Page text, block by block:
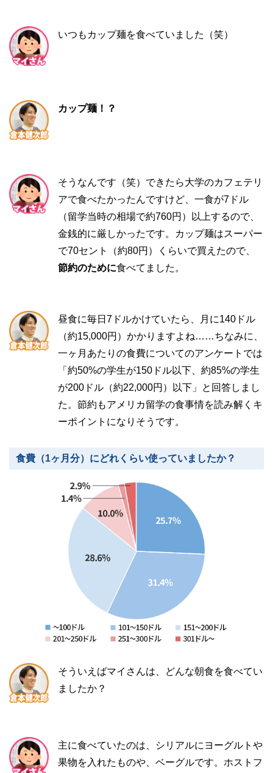
いつもカップ麺を食べていました（笑）
カップ麺！？
そうなんです（笑）できたら大学のカフェテリ
アで食べたかったんですけど、一食が7ドル
（留学当時の相場で約760円）以上するので、
金銭的に厳しかったです。カップ麺はスーパー
で70セント（約80円）くらいで買えたので、
節約のために食べてました。
昼食に毎日7ドルかけていたら、月に140ドル
（約15,000円）かかりますよね……ちなみに、
一ヶ月あたりの食費についてのアンケートでは
「約50%の学生が150ドル以下、約85%の学生
が200ドル（約22,000円）以下」と回答しまし
た。節約もアメリカ留学の食事情を読み解くキ
ーポイントになりそうです。
食費（1ヶ月分）にどれくらい使っていましたか？
そういえばマイさんは、どんな朝食を食べてい
ましたか？
主に食べていたのは、シリアルにヨーグルトや
果物を入れたものや、ベーグルです。ホストフ